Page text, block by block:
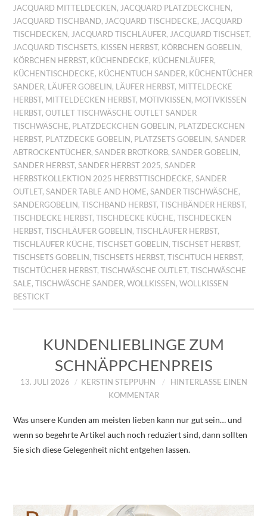
JACQUARD MITTELDECKEN , JACQUARD PLATZDECKCHEN ,
JACQUARD TISCHBAND, JACQUARD TISCHDECKE, JACQUARD
TISCHDECKEN , JACQUARD TISCHLÄUFER, JACQUARD TISCHSET,
JACQUARD TISCHSETS, KISSEN HERBST, KÖRBCHEN GOBELIN ,
KÖRBCHEN HERBST, KÜCHENDECKE, KÜCHENLÄUFER,
KÜCHENTISCHDECKE, KÜCHENTUCH SANDER, KÜCHENTÜCHER
SANDER, LÄUFER GOBELIN , LÄUFER HERBST, MITTELDECKE
HERBST, MITTELDECKEN HERBST, MOTIVKISSEN , MOTIVKISSEN
HERBST,OUTLET TISCHWÄSCHE OUTLET SANDER
TISCHWÄSCHE, PLATZDECKCHEN GOBELIN , PLATZDECKCHEN
HERBST, PLATZDECKE GOBELIN , PLATZSETS GOBELIN ,SANDER
ABTROCKENTÜCHER,SANDER BROTKORB,SANDER GOBELIN ,
SANDER HERBST,SANDER HERBST 2025,SANDER
HERBSTKOLLEKTION 2025 HERBSTTISCHDECKE,SANDER
OUTLET,SANDER TABLE AND HOME,SANDER TISCHWÄSCHE,
SANDERGOBELIN ,TISCHBAND HERBST,TISCHBÄNDER HERBST,
TISCHDECKE HERBST,TISCHDECKE KÜCHE,TISCHDECKEN
HERBST,TISCHLÄUFER GOBELIN ,TISCHLÄUFER HERBST,
TISCHLÄUFER KÜCHE,TISCHSET GOBELIN ,TISCHSET HERBST,
TISCHSETS GOBELIN ,TISCHSETS HERBST,TISCHTUCH HERBST,
TISCHTÜCHER HERBST,TISCHWÄSCHE OUTLET,TISCHWÄSCHE
SALE,TISCHWÄSCHE SANDER,WOLLKISSEN ,WOLLKISSEN
BESTICKT
KUNDENLIEBLINGE ZUM
SCHNÄPPCHENPREIS
13. JULI 2026 KERSTIN STEPPUHN
HINTERLASSE EINEN
KOMMENTAR
Was unsere Kunden am meisten lieben kann nur gut sein… und
wenn so begehrte Artikel auch noch reduziert sind, dann sollten
Sie sich diese Gelegenheit nicht entgehen lassen.